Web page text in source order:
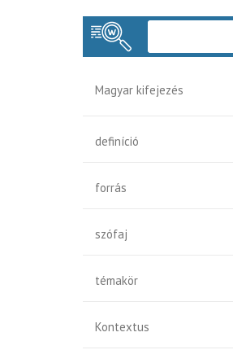
Magyar kifejezés
definíció
forrás
szófaj
témakör
Kontextus